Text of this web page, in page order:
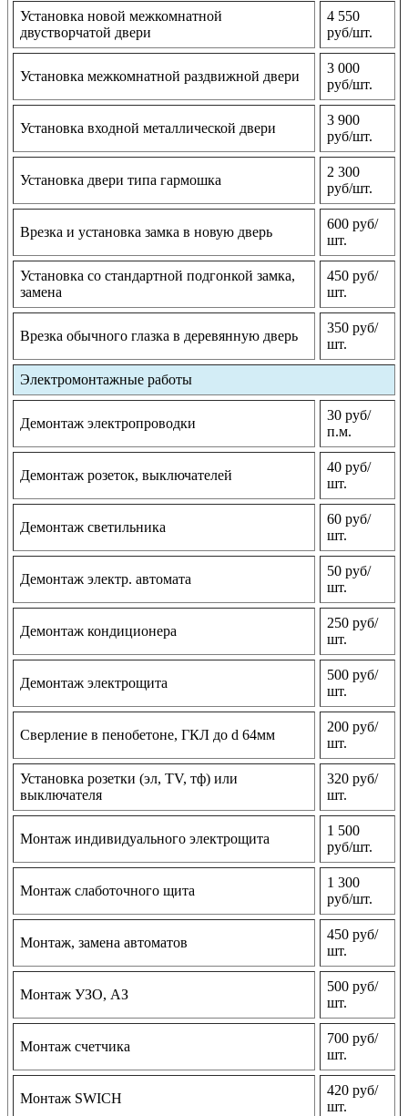
Установка новой межкомнатной
двустворчатой двери
4 550
руб/шт.
Установка межкомнатной раздвижной двери
3 000
руб/шт.
Установка входной металлической двери
3 900
руб/шт.
Установка двери типа гармошка
2 300
руб/шт.
Врезка и установка замка в новую дверь
600 руб/
шт.
Установка со стандартной подгонкой замка,
замена
450 руб/
шт.
Врезка обычного глазка в деревянную дверь
350 руб/
шт.
Электромонтажные работы
Демонтаж электропроводки
30 руб/
п.м.
Демонтаж розеток, выключателей
40 руб/
шт.
Демонтаж светильника
60 руб/
шт.
Демонтаж электр. автомата
50 руб/
шт.
Демонтаж кондиционера
250 руб/
шт.
Демонтаж электрощита
500 руб/
шт.
Сверление в пенобетоне, ГКЛ до d 64мм
200 руб/
шт.
Установка розетки (эл, TV, тф) или
выключателя
320 руб/
шт.
Монтаж индивидуального электрощита
1 500
руб/шт.
Монтаж слаботочного щита
1 300
руб/шт.
Монтаж, замена автоматов
450 руб/
шт.
Монтаж УЗО, АЗ
500 руб/
шт.
Монтаж счетчика
700 руб/
шт.
Монтаж SWICH
420 руб/
шт.